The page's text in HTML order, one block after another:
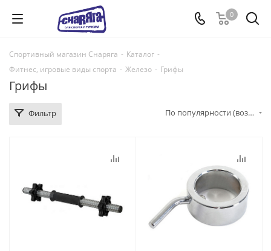
0
Спортивный магазин Снаряга - Каталог -
Фитнес, игровые виды спорта - Железо - Грифы
Грифы
Фильтр По популярности (возрастание)